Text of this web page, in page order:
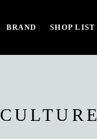
BRAND SHOP LIST
CULTURE